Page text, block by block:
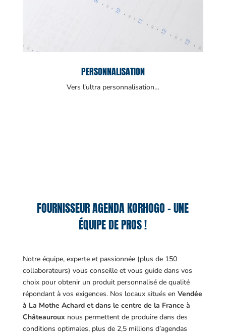
PERSONNALISATION
Vers l’ultra personnalisation…
FOURNISSEUR AGENDA KORHOGO – UNE
ÉQUIPE DE PROS !
Notre équipe, experte et passionnée (plus de 150
collaborateurs) vous conseille et vous guide dans vos
choix pour obtenir un produit personnalisé de qualité
répondant à vos exigences. Nos locaux situés en Vendée
à La Mothe Achard et dans le centre de la France à
Châteauroux nous permettent de produire dans des
conditions optimales, plus de 2,5 millions d’agendas